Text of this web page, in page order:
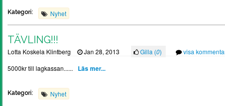
Kategori: Nyhet
TÄVLING!!!
Lotta Koskela Klintberg Jan 28, 2013 Gilla (0)
visa
5000kr till lagkassan......
Läs mer...
Kategori: Nyhet